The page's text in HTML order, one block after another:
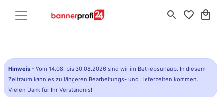
search favorite_border local_mall
Hinweis - Vom 14.08. bis 30.08.2026 sind wir im Betriebsurlaub. In diesem
Zeitraum kann es zu längeren Bearbeitungs- und Lieferzeiten kommen.
Vielen Dank für Ihr Verständnis!